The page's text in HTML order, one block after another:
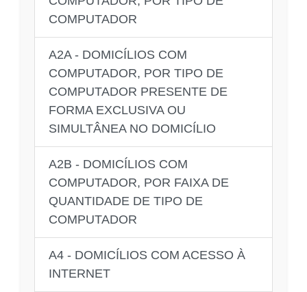
COMPUTADOR
A2A - DOMICÍLIOS COM
COMPUTADOR, POR TIPO DE
COMPUTADOR PRESENTE DE
FORMA EXCLUSIVA OU
SIMULTÂNEA NO DOMICÍLIO
A2B - DOMICÍLIOS COM
COMPUTADOR, POR FAIXA DE
QUANTIDADE DE TIPO DE
COMPUTADOR
A4 - DOMICÍLIOS COM ACESSO À
INTERNET